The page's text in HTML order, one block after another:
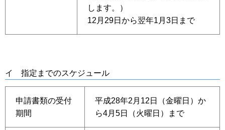
します。）
12月29日から翌年1月3日まで
イ 指定までのスケジュール
申請書類の受付
期間
平成28年2月12日（金曜日）か
ら4月5日（火曜日）まで